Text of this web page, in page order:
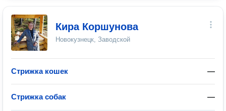
Кира Коршунова
Новокузнецк, Заводской
Стрижка кошек —
Стрижка собак —